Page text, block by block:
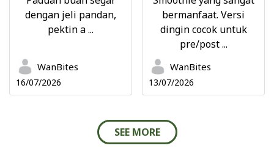
dengan jeli pandan,
pektin a ...
WanBites
16/07/2026
bermanfaat. Versi
dingin cocok untuk
pre/post ...
WanBites
13/07/2026
SEE MORE